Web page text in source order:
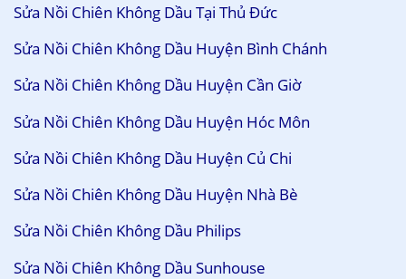
Sửa Nồi Chiên Không Dầu Tại Thủ Đức
Sửa Nồi Chiên Không Dầu Huyện Bình Chánh
Sửa Nồi Chiên Không Dầu Huyện Cần Giờ
Sửa Nồi Chiên Không Dầu Huyện Hóc Môn
Sửa Nồi Chiên Không Dầu Huyện Củ Chi
Sửa Nồi Chiên Không Dầu Huyện Nhà Bè
Sửa Nồi Chiên Không Dầu Philips
Sửa Nồi Chiên Không Dầu Sunhouse